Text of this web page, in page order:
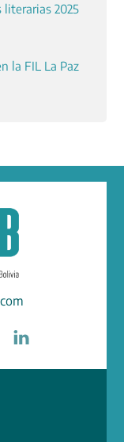
literarias 2025
la FIL La Paz